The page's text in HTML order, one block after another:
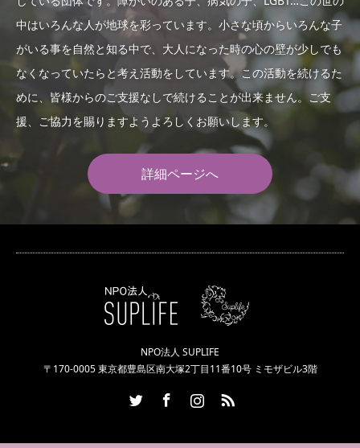
中はいろんな人が地球を彩っています。小さな頃からいろんな子
がいる事を自然と知る中で、大人になった時の心の壁が少しでも
なくなっていたらと考え活動をしています。この活動を続けるた
めに、皆様からのご支援なしで続けることが出来ません。ご支
援、ご協力を賜りますようよろしくお願いします。
詳細ページへ
NPO法人 SUPLIFE
〒170-0005 東京都豊島区南大塚2丁目11番10号 ミモザビル3階